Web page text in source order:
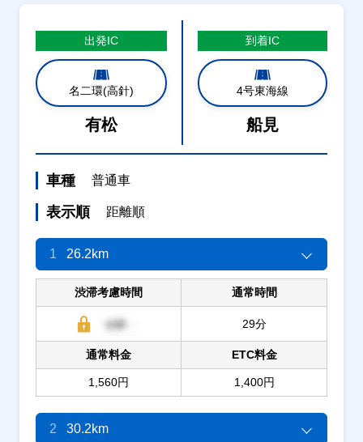
出発IC
名二環(高針)
有松
到着IC
4号東海線
船見
車種 普通車
表示順 距離順
1 26.2km
渋滞考慮時間 通常時間
29分
通常料金
1,560円
ETC料金
1,400円
2 30.2km